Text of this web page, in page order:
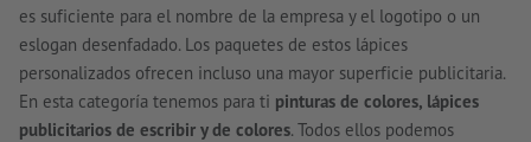
es suficiente para el nombre de la empresa y el logotipo o un
eslogan desenfadado. Los paquetes de estos lápices
personalizados ofrecen incluso una mayor superficie publicitaria.
En esta categoría tenemos para ti pinturas de colores, lápices
publicitarios de escribir y de colores. Todos ellos podemos